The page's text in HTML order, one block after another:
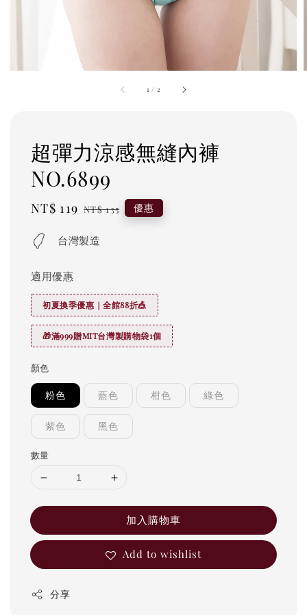
1 / 2
超彈力涼感無縫內褲
NO.6899
Sale
NT$ 119 Regular
NT$ 135 優惠
台灣製造
適用優惠
初夏換季優惠｜全館88折🎪
🎁滿999贈MIT台灣製購物袋1個
顏色
粉色 藍色 柑色 綠色
紫色 黑色
數量
加入購物車
Add to wishlist
分享